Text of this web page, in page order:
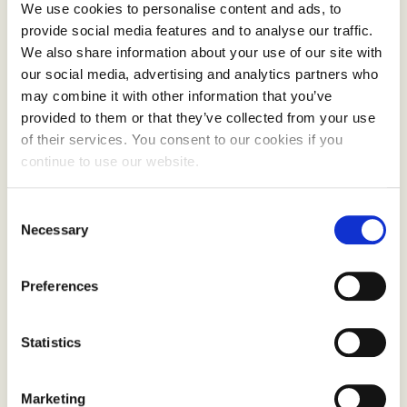
We use cookies to personalise content and ads, to
provide social media features and to analyse our traffic.
We also share information about your use of our site with
our social media, advertising and analytics partners who
may combine it with other information that you’ve
provided to them or that they’ve collected from your use
of their services. You consent to our cookies if you
continue to use our website.
Selection
Necessary
Preferences
Statistics
Marketing
En samtale med Debios nye daglige leder Johan Henrik
Kintzell Frøstrup
LES MER